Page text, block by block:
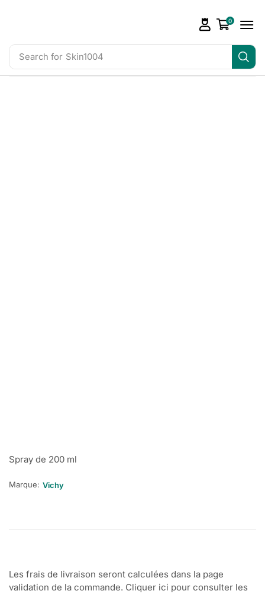
Search for Skin1004
0
Spray de 200 ml
Marque: Vichy
Les frais de livraison seront calculées dans la page
validation de la commande. Cliquer ici pour consulter les